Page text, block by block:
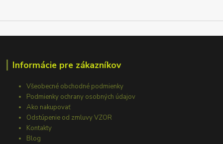
Informácie pre zákazníkov
Všeobecné obchodné podmienky
Podmienky ochrany osobných údajov
Ako nakupovať
Odstúpenie od zmluvy VZOR
Kontakty
Blog